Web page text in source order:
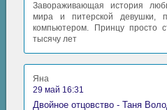
Завораживающая история
мира и питерской девушки,
компьютером. Принцу просто
тысячу лет
Яна
29 май 16:31
Двойное отцовство - Таня